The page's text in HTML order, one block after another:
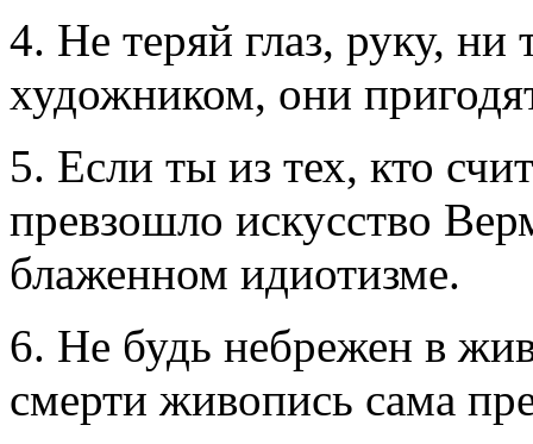
4. Не теряй глаз, руку, ни
художником, они
5. Если ты из тех, кто
превзошло искусство
блаженном идиотизме.
6. Не будь небрежен в
смерти живопись сама